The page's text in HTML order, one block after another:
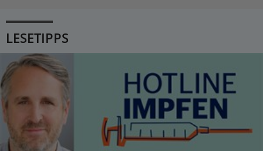
LESETIPPS